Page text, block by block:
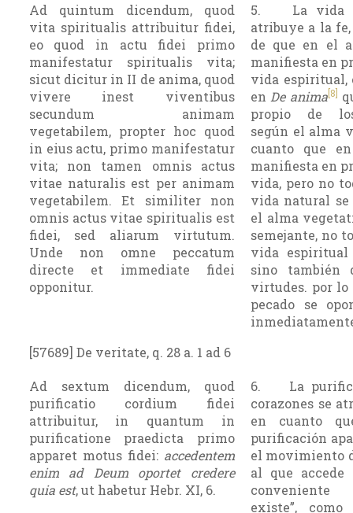
Ad quintum dicendum, quod
vita spiritualis attribuitur fidei,
eo quod in actu fidei primo
manifestatur spiritualis vita;
sicut dicitur in II de anima, quod
vivere inest viventibus
secundum animam
vegetabilem, propter hoc quod
in eius actu, primo manifestatur
vita; non tamen omnis actus
vitae naturalis est per animam
vegetabilem. Et similiter non
omnis actus vitae spiritualis est
fidei, sed aliarum virtutum.
Unde non omne peccatum
directe et immediate fidei
opponitur.
5. La vida
atribuye a la
de que en el
manifiesta en
vida espiritual,
en De anima[8]
propio de
según el alma
cuanto que
manifiesta en
vida, pero no
vida natural
el alma
semejante, no
vida
sino también
virtudes. por lo
pecado se
[57689] De veritate, q. 28 a. 1 ad 6
Ad sextum dicendum, quod
purificatio cordium fidei
attribuitur, in quantum in
purificatione praedicta primo
apparet motus fidei: accedentem
enim ad Deum oportet credere
quia est, ut habetur Hebr. XI, 6.
6. La
corazones se
en cuanto
purificación
el movimiento
al que
existe”,